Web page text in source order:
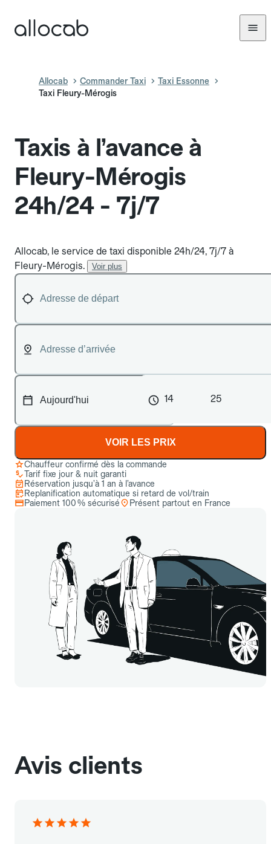
Allocab Commander Taxi
Taxi Essonne
Taxi Fleury-Mérogis
Taxis à l’avance à
Fleury-Mérogis
24h/24 - 7j/7
Allocab, le service de taxi disponible 24h/24, 7j/7 à
Fleury-Mérogis.
Voir plus
14 25
VOIR LES PRIX
Chauffeur confirmé dès la commande
Tarif fixe jour & nuit garanti
Réservation jusqu’à 1 an à l’avance
Replanification automatique si retard de vol/train
Paiement 100 % sécurisé
Présent partout en France
Avis clients